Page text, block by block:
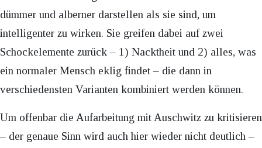
dümmer und alberner darstellen als sie sind, um
intelligenter zu wirken. Sie greifen dabei auf zwei
Schockelemente zurück – 1) Nacktheit und 2) alles, was
ein normaler Mensch eklig findet – die dann in
verschiedensten Varianten kombiniert werden können.
Um offenbar die Aufarbeitung mit Auschwitz zu kritisieren
– der genaue Sinn wird auch hier wieder nicht deutlich –